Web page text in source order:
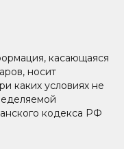
касающаяся
носит
каких условиях не
кодекса РФ